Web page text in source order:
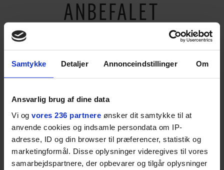
Samtykke Detaljer Annonceindstillinger Om
Ansvarlig brug af dine data
Vi og vores 236 partnere ønsker dit samtykke til at
anvende cookies og indsamle persondata om IP-
adresse, ID og din browser til præferencer, statistik og
marketingformål. Disse oplysninger videregives til vores
samarbejdspartnere, der opbevarer og tilgår oplysninger
ANBEFALET